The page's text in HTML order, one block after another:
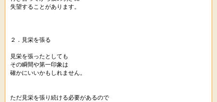
失望することがあります。
２．見栄を張る
見栄を張ったとしても
その瞬間や第一印象は
確かにいいかもしれません。
ただ見栄を張り続ける必要があるので